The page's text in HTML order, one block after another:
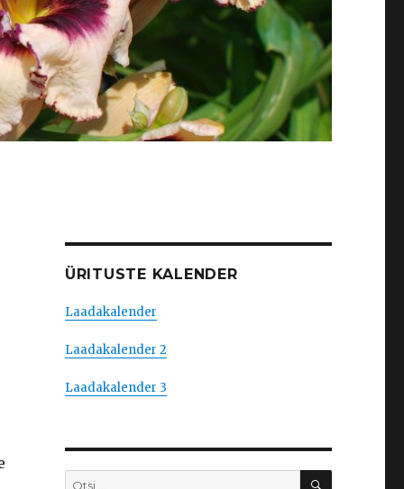
ÜRITUSTE KALENDER
Laadakalender
Laadakalender 2
Laadakalender 3
Otsi: OTSI